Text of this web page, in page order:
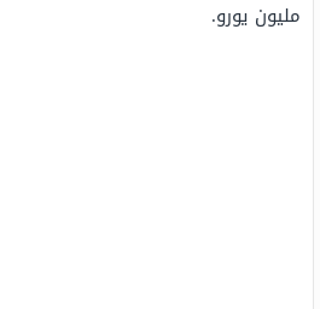
مليون يورو.